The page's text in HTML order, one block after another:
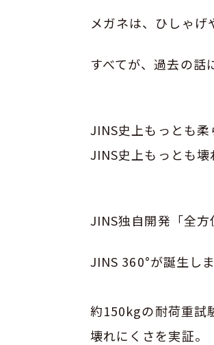
メガネは、ひしゃげ
すべてが、過去の話
JINS史上もっとも
JINS史上もっとも
JINS独自開発「全方
JINS 360°が誕生しま
約150kgの耐荷重試
壊れにくさを実証。